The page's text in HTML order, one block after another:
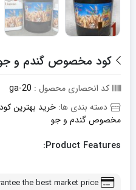
کود مخصوص گندم و جو
کد انحصاری محصول : ga-20
دسته بندی ها: خرید بهترین
مخصوص گندم و جو
Product Features:
the best market price